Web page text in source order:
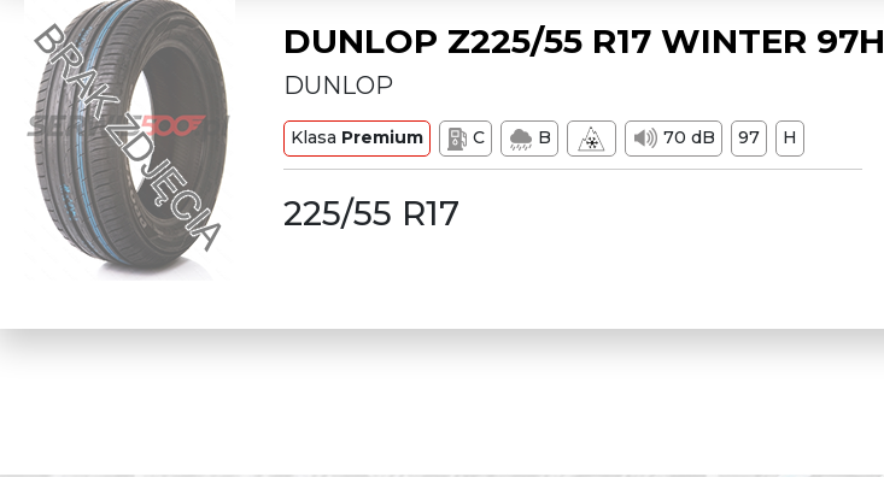
DUNLOP Z225/55 R17 WINTER 97H
DUNLOP
Klasa Premium C B 70 dB 97 H
225/55 R17